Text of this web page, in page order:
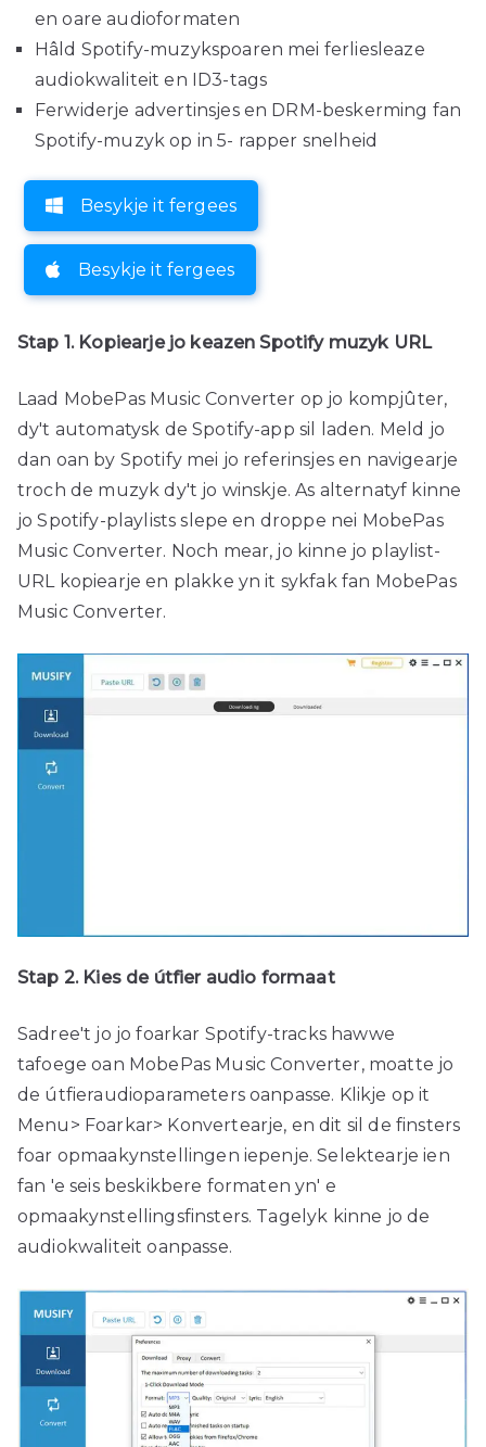
en oare audioformaten
Hâld Spotify-muzykspoaren mei ferliesleaze
audiokwaliteit en ID3-tags
Ferwiderje advertinsjes en DRM-beskerming fan
Spotify-muzyk op in 5- rapper snelheid
Besykje it fergees
Besykje it fergees
Stap 1. Kopiearje jo keazen Spotify muzyk URL
Laad MobePas Music Converter op jo kompjûter,
dy't automatysk de Spotify-app sil laden. Meld jo
dan oan by Spotify mei jo referinsjes en navigearje
troch de muzyk dy't jo winskje. As alternatyf kinne
jo Spotify-playlists slepe en droppe nei MobePas
Music Converter. Noch mear, jo kinne jo playlist-
URL kopiearje en plakke yn it sykfak fan MobePas
Music Converter.
Stap 2. Kies de útfier audio formaat
Sadree't jo jo foarkar Spotify-tracks hawwe
tafoege oan MobePas Music Converter, moatte jo
de útfieraudioparameters oanpasse. Klikje op it
Menu> Foarkar> Konvertearje, en dit sil de finsters
foar opmaakynstellingen iepenje. Selektearje ien
fan 'e seis beskikbere formaten yn' e
opmaakynstellingsfinsters. Tagelyk kinne jo de
audiokwaliteit oanpasse.